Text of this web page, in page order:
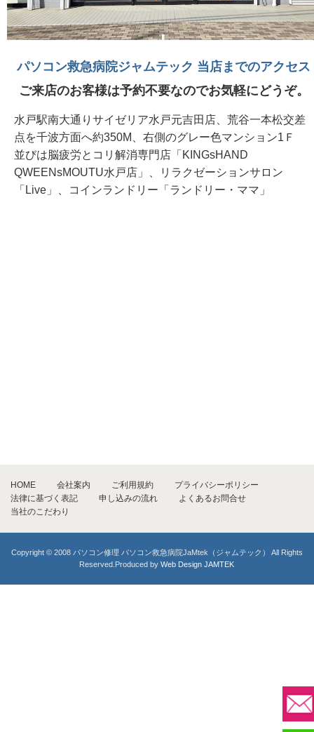
パソコン救急病院ジャムテック 当店までのアクセス
ご来店のお客様は予約不要なのでお気軽にどうぞ。
水戸駅南大通りサイゼリア水戸元吉田店、荒谷一本松交差
点を千波方面へ約350M、右側のグレー色マンション1Ｆ
並びは脳疲労とコリ解消専門店「KINGsHAND
QWEENsMOUTU水戸店」、リラクゼーションサロン
「Live」、コインランドリー「ランドリー・ママ」
HOME 会社案内 ご利用規約
プライバシーポリシー
法律に基づく表記
申し込みの流れ
よくあるお問合せ
当社のこだわり
Copyright © 2008 パソコン修理 パソコン救急病院JaMtek（ジャムテック） All Rights
Reserved.Produced byWeb Design JAMTEK